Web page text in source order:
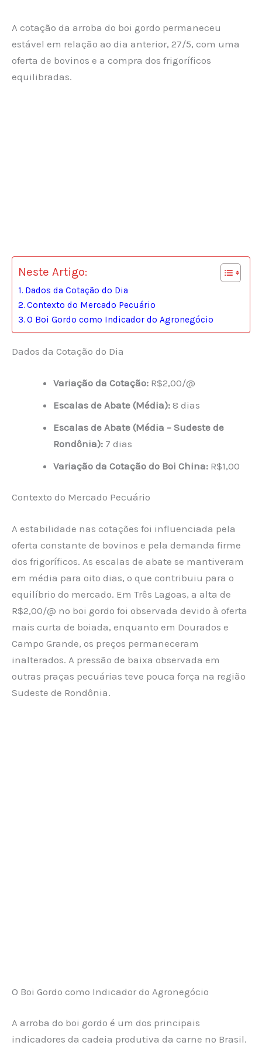
A cotação da arroba do boi gordo permaneceu
estável em relação ao dia anterior, 27/5, com uma
oferta de bovinos e a compra dos frigoríficos
equilibradas.
Neste Artigo:
Dados da Cotação do Dia
Contexto do Mercado Pecuário
O Boi Gordo como Indicador do Agronegócio
Dados da Cotação do Dia
Variação da Cotação: R$2,00/@
Escalas de Abate (Média): 8 dias
Escalas de Abate (Média – Sudeste de
Rondônia): 7 dias
Variação da Cotação do Boi China: R$1,00
Contexto do Mercado Pecuário
A estabilidade nas cotações foi influenciada pela
oferta constante de bovinos e pela demanda firme
dos frigoríficos. As escalas de abate se mantiveram
em média para oito dias, o que contribuiu para o
equilíbrio do mercado. Em Três Lagoas, a alta de
R$2,00/@ no boi gordo foi observada devido à oferta
mais curta de boiada, enquanto em Dourados e
Campo Grande, os preços permaneceram
inalterados. A pressão de baixa observada em
outras praças pecuárias teve pouca força na região
Sudeste de Rondônia.
O Boi Gordo como Indicador do Agronegócio
A arroba do boi gordo é um dos principais
indicadores da cadeia produtiva da carne no Brasil.